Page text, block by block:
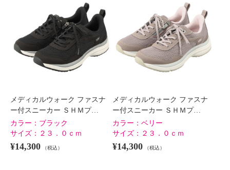
メディカルウォーク ファスナ
ー付スニーカー ＳＨＭプ…
カラー： ブラック
サイズ： ２３．０ｃｍ
¥14,300 （税込）
メディカルウォーク ファスナ
ー付スニーカー ＳＨＭプ…
カラー： ベリー
サイズ： ２３．０ｃｍ
¥14,300 （税込）